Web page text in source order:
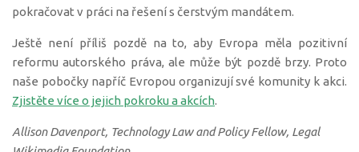
pokračovat v práci na řešení s čerstvým mandátem.
Ještě není příliš pozdě na to, aby Evropa měla pozitivní
reformu autorského práva, ale může být pozdě brzy. Proto
naše pobočky napříč Evropou organizují své komunity k akci.
Zjistěte více o jejich pokroku a akcích.
Allison Davenport, Technology Law and Policy Fellow, Legal